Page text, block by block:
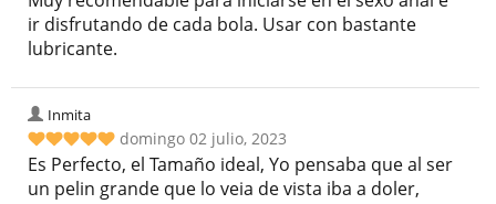
ir disfrutando de cada bola. Usar con bastante
lubricante.
Inmita
domingo 02 julio, 2023
Es Perfecto, el Tamaño ideal, Yo pensaba que al ser
un pelin grande que lo veia de vista iba a doler,